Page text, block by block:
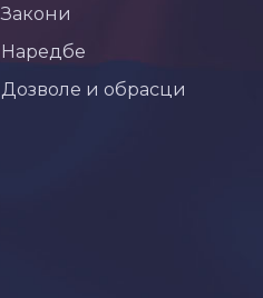
Закони
Наредбе
Дозволе и обрасци